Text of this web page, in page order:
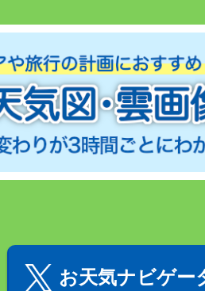
お天気ナビゲー